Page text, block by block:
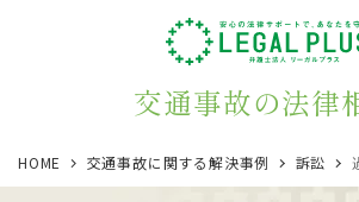
交通事故の法律
HOME 交通事故に関する解決事例 訴訟